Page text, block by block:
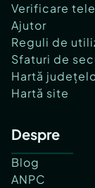
Verificare
Ajutor
Reguli de
Sfaturi de
Hartă
Hartă site
Despre
Blog
ANPC